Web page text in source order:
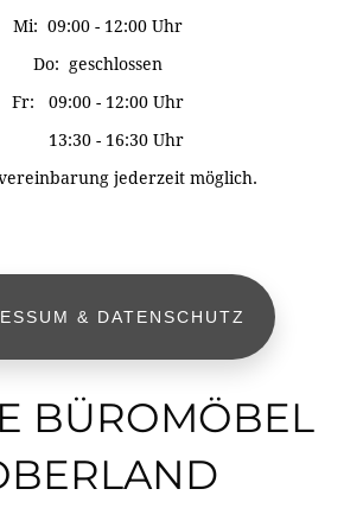
Mi: 09:00 - 12:00 Uhr
Do: geschlossen
Fr: 09:00 - 12:00 Uhr
13:30 - 16:30 Uhr
jederzeit möglich.
& DATENSCHUTZ
BÜROMÖBEL